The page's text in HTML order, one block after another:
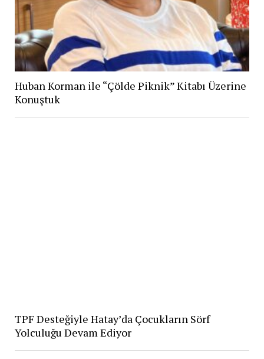
Huban Korman ile “Çölde Piknik” Kitabı Üzerine
Konuştuk
TPF Desteğiyle Hatay’da Çocukların Sörf
Yolculuğu Devam Ediyor